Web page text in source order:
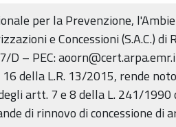
per la Prevenzione,
e Concessioni (S.A.C.) di
D – PEC:
16 della L.R. 13/2015, rende
artt. 7 e 8 della L. 241/
di rinnovo di concessione di